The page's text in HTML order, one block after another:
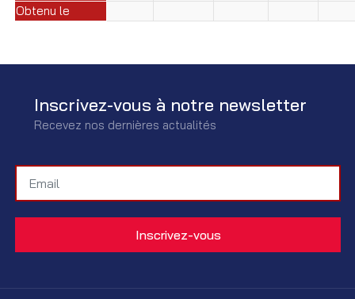
Obtenu le
Inscrivez-vous à notre newsletter
Recevez nos dernières actualités